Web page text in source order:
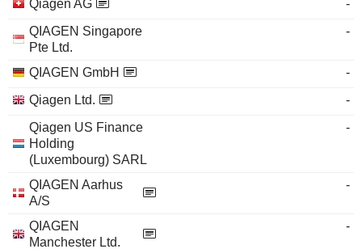
Qiagen AG
-
QIAGEN Singapore
Pte Ltd.
-
QIAGEN GmbH
-
Qiagen Ltd.
-
Qiagen US Finance
Holding
(Luxembourg) SARL
-
QIAGEN Aarhus
A/S
-
QIAGEN
Manchester Ltd.
-